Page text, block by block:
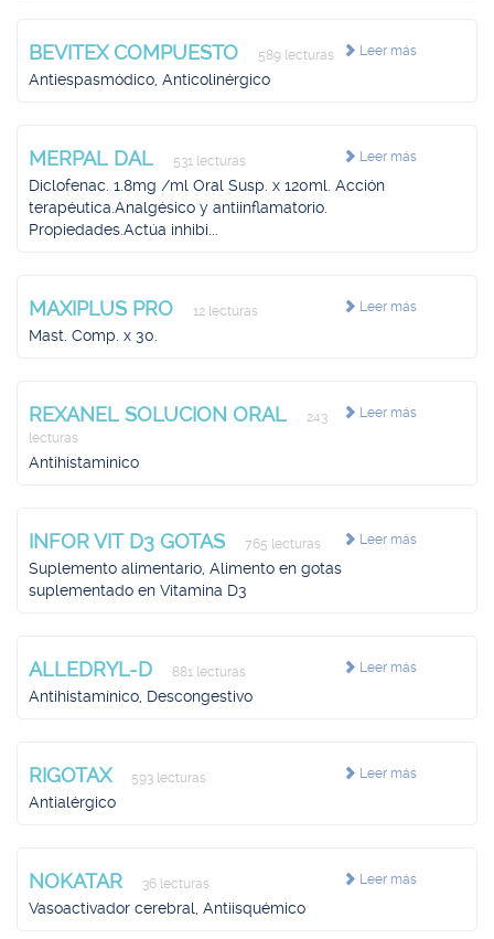
Leer más
BEVITEX COMPUESTO 589 lecturas
Antiespasmódico, Anticolinérgico
Leer más
MERPAL DAL 531 lecturas
Diclofenac. 1.8mg /ml Oral Susp. x 120ml. Acción
terapéutica.Analgésico y antiinflamatorio.
Propiedades.Actúa inhibi...
Leer más
MAXIPLUS PRO 12 lecturas
Mast. Comp. x 30.
Leer más
REXANEL SOLUCION ORAL
243
lecturas
Antihistaminico
Leer más
INFOR VIT D3 GOTAS 765 lecturas
Suplemento alimentario, Alimento en gotas
suplementado en Vitamina D3
Leer más
ALLEDRYL-D 881 lecturas
Antihistamínico, Descongestivo
Leer más
RIGOTAX 593 lecturas
Antialérgico
Leer más
NOKATAR 36 lecturas
Vasoactivador cerebral, Antiisquémico